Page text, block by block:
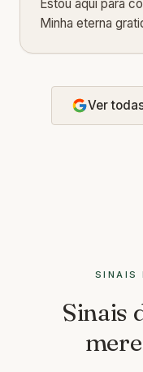
Estou aqui para
Minha eterna
Ver
SINAIS
Sinais